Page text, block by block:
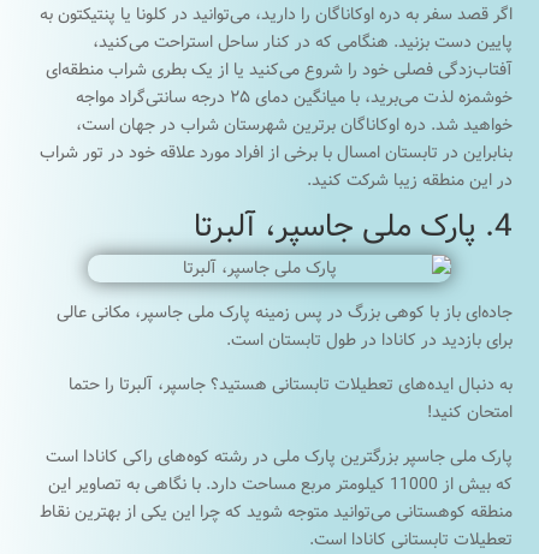
اگر قصد سفر به دره اوکاناگان را دارید، می‌توانید در کلونا یا پنتیکتون به
پایین دست بزنید. هنگامی که در کنار ساحل استراحت می‌کنید،
آفتاب‌زدگی فصلی خود را شروع می‌کنید یا از یک بطری شراب منطقه‌ای
خوشمزه لذت می‌برید، با میانگین دمای ۲۵ درجه سانتی‌گراد مواجه
خواهید شد. دره اوکاناگان برترین شهرستان شراب در جهان است،
بنابراین در تابستان امسال با برخی از افراد مورد علاقه خود در تور شراب
در این منطقه زیبا شرکت کنید.
4. پارک ملی جاسپر، آلبرتا
جاده‌ای باز با کوهی بزرگ در پس زمینه پارک ملی جاسپر، مکانی عالی
برای بازدید در کانادا در طول تابستان است.
به دنبال ایده‌های تعطیلات تابستانی هستید؟ جاسپر، آلبرتا را حتما
امتحان کنید!
پارک ملی جاسپر بزرگترین پارک ملی در رشته کوه‌های راکی ​​کانادا است
که بیش از 11000 کیلومتر مربع مساحت دارد. با نگاهی به تصاویر این
منطقه کوهستانی می‌توانید متوجه شوید که چرا این یکی از بهترین نقاط
تعطیلات تابستانی کانادا است.